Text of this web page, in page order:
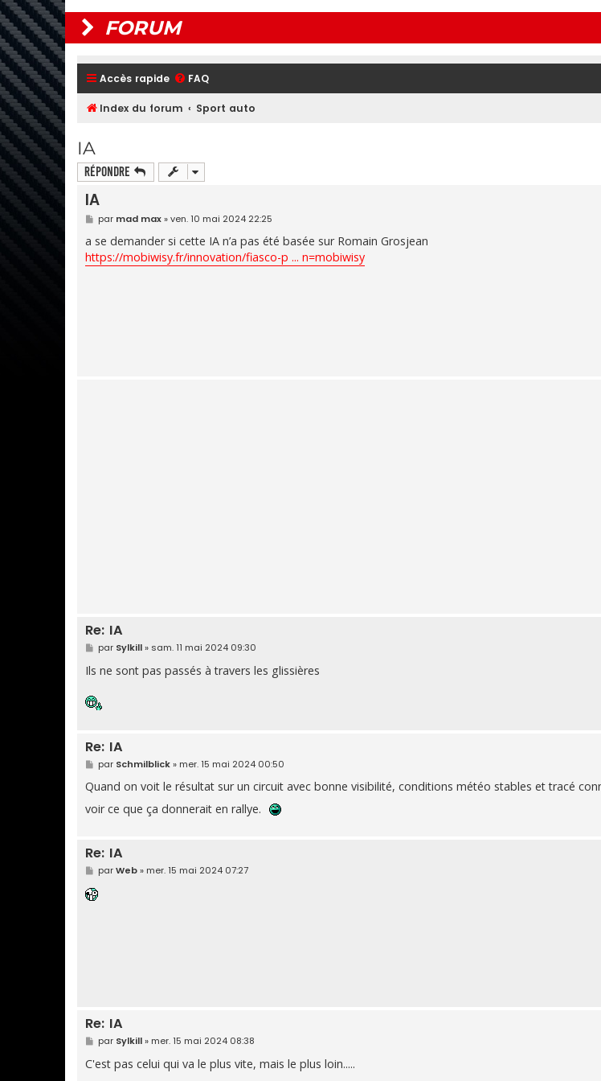
FORUM
Accès rapide FAQ
Index du forum Sport auto
IA
Répondre
IA
M
e
s
s
a
g
par mad max»ven. 10 mai 2024 22:25
a se demander si cette IA n’a pas été basée sur Romain Grosjean
https://mobiwisy.fr/innovation/fiasco-p ... n=mobiwisy
Re: IA
M
e
s
s
g
e
par Sylkill» sam. 11 mai 2024 09:30
Ils ne sont pas passés à travers les glissières
Re: IA
M
e
s
s
a
g
par Schmilblick» mer. 15 mai 2024 00:50
Quand on voit le résultat sur un circuit avec bonne visibilité, conditions météo stables et tracé
voir ce que ça donnerait en rallye.
Re: IA
M
e
s
s
parWeb» mer. 15 mai 2024 07:27
Re: IA
M
e
s
s
par Sylkill» mer. 15 mai 2024 08:38
C'est pas celui qui va le plus vite, mais le plus loin.....